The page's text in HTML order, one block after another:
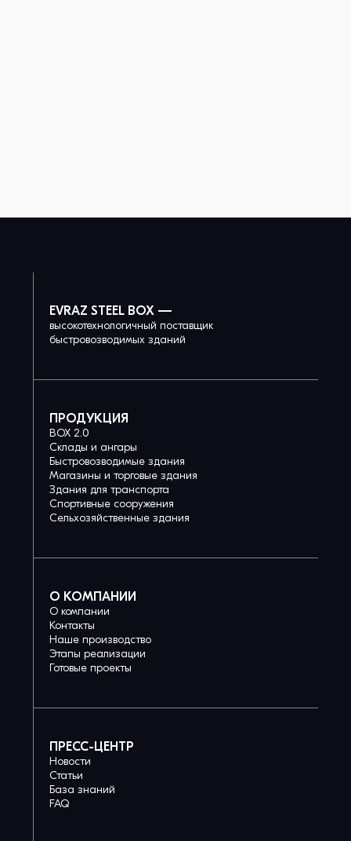
EVRAZ STEEL BOX —
высокотехнологичный поставщик
быстровозводимых зданий
ПРОДУКЦИЯ
BOX 2.0
Склады и ангары
Быстровозводимые здания
Магазины и торговые здания
Здания для транспорта
Спортивные сооружения
Сельхозяйственные здания
О КОМПАНИИ
О компании
Контакты
Наше производство
Этапы реализации
Готовые проекты
ПРЕСС-ЦЕНТР
Новости
Статьи
База знаний
FAQ